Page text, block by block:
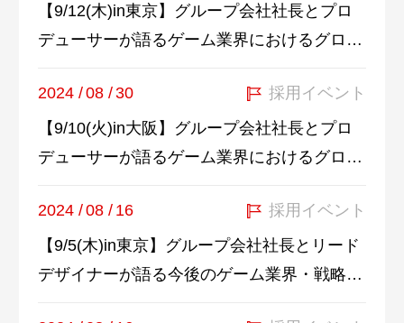
【9/12(木)in東京】グループ会社社長とプロ
デューサーが語るゲーム業界におけるグロ…
2024 /08 /30
採用イベント
【9/10(火)in大阪】グループ会社社長とプロ
デューサーが語るゲーム業界におけるグロ…
2024 /08 / 16
採用イベント
【9/5(木)in東京】グループ会社社長とリード
デザイナーが語る今後のゲーム業界・戦略…